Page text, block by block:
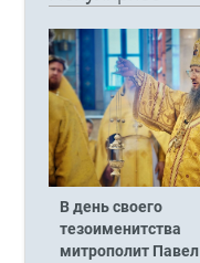
В день своего
тезоименитства
митрополит Павел